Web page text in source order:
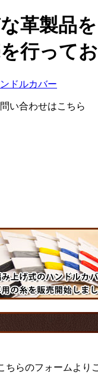
革製品
行ってお
らのフォームより